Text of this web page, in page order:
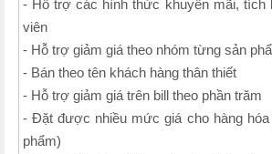
- Hỗ trợ các hình thức khuyến mãi, tích
viên
- Hỗ trợ giảm giá theo nhóm từng sản
- Bán theo tên khách hàng thân thiết
- Hỗ trợ giảm giá trên bill theo phần trăm
- Đặt được nhiều mức giá cho hàng
phẩm)